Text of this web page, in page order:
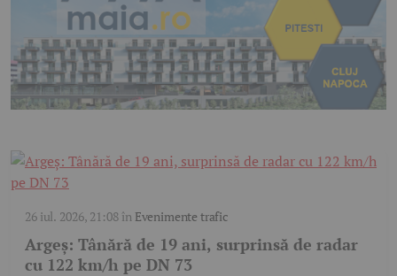
26 iul. 2026, 21:08în Evenimente trafic
Argeș: Tânără de 19 ani, surprinsă de radar
cu 122 km/h pe DN 73